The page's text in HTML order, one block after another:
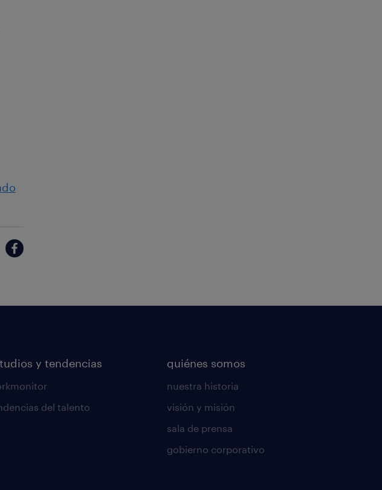
y tendencias
del talento
quiénes somos
nuestra historia
visión y misión
sala de prensa
gobierno corporativo